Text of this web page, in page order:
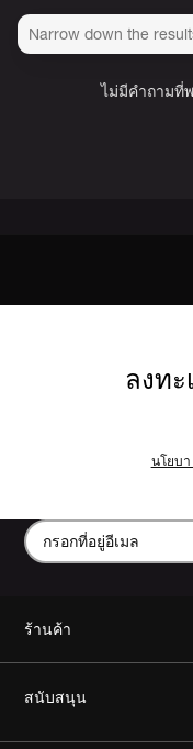
ไม่มีคำถามที่
ลงท
นโยบ
ร้านค้า
ไวเลส
เฮดโฟน
สนับสนุน